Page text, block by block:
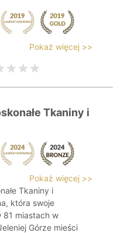
Pokaż więcej >>
Tkaniny i
Pokaż więcej >>
Tkaniny i
która swoje
81 miastach w
Górze mieści